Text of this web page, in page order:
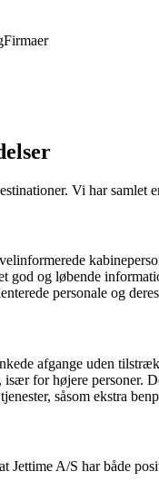
Firmaer
Vi har
god og løbende
personale og
afgange uden
for højere personer.
såsom ekstra
A/S har både